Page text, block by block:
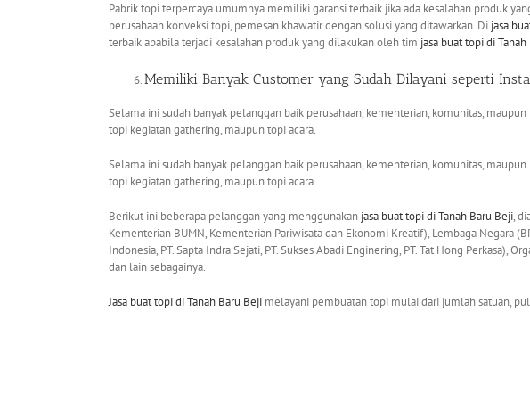
Pabrik topi terpercaya umumnya memiliki garansi terbaik jika ada kesalahan produk
perusahaan konveksi topi, pemesan khawatir dengan solusi yang ditawarkan. Di jasa
terbaik apabila terjadi kesalahan produk yang dilakukan oleh tim jasa buat topidi
Memiliki Banyak Customer yang Sudah Dilayani seperti
Selama ini sudah banyak pelanggan baik perusahaan, kementerian, komunitas,
topi kegiatan gathering, maupun topi acara.
Selama ini sudah banyak pelanggan baik perusahaan, kementerian, komunitas,
topi kegiatan gathering, maupun topi acara.
Berikut ini beberapa pelanggan yang menggunakan jasa buat topidi Tanah Baru Beji,
Kementerian BUMN, Kementerian Pariwisata dan Ekonomi Kreatif), Lembaga Negara
Indonesia, PT. Sapta Indra Sejati, PT. Sukses Abadi Enginering, PT. Tat Hong Perkasa),
dan lain sebagainya.
Jasa buat topidi Tanah Baru Beji melayani pembuatan topi mulai dari jumlah satuan,